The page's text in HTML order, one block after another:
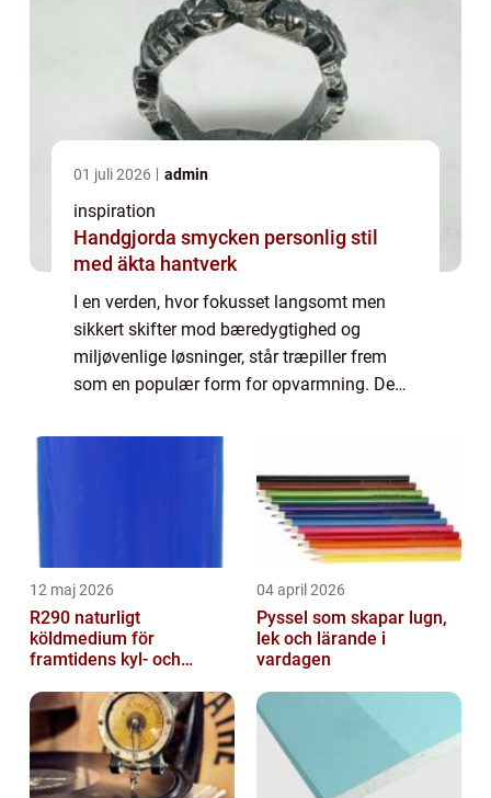
01 juli 2026 admin
inspiration
Handgjorda smycken personlig stil
med äkta hantverk
I en verden, hvor fokusset langsomt men
sikkert skifter mod bæredygtighed og
miljøvenlige løsninger, står træpiller frem
som en populær form for opvarmning. De
alternativ...
12 maj 2026
R290 naturligt
köldmedium för
framtidens kyl- och
04 april 2026
Pyssel som skapar lugn,
lek och lärande i
vardagen